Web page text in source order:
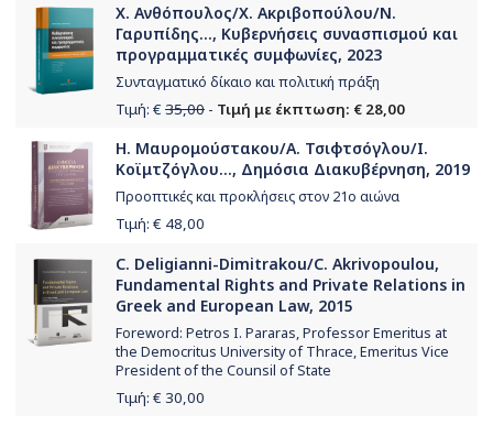
Χ. Ανθόπουλος/Χ. Ακριβοπούλου/Ν.
Γαρυπίδης..., Κυβερνήσεις συνασπισμού και
προγραμματικές συμφωνίες, 2023
Συνταγματικό δίκαιο και πολιτική πράξη
Τιμή: € 35,00 - Τιμή με έκπτωση: € 28,00
Η. Μαυρομούστακου/Α. Τσιφτσόγλου/Ι.
Κοϊμτζόγλου..., Δημόσια Διακυβέρνηση, 2019
Προοπτικές και προκλήσεις στον 21ο αιώνα
Τιμή: € 48,00
C. Deligianni-Dimitrakou/C. Akrivopoulou,
Fundamental Rights and Private Relations in
Greek and European Law, 2015
Foreword: Petros I. Pararas, Professor Emeritus at
the Democritus University of Thrace, Emeritus Vice
President of the Counsil of State
Τιμή: € 30,00